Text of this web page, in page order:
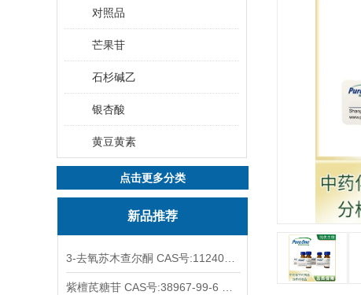
对照品
芒果苷
石杉碱乙
银杏酸
黄豆黄素
点击更多分类
新品推荐